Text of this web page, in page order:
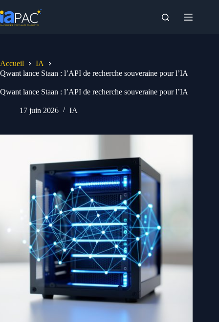
au
contenu
Accueil
IA
Qwant lance Staan : l’API de recherche souveraine pour l’IA
Qwant lance Staan : l’API de recherche souveraine pour l’IA
17 juin 2026 IA